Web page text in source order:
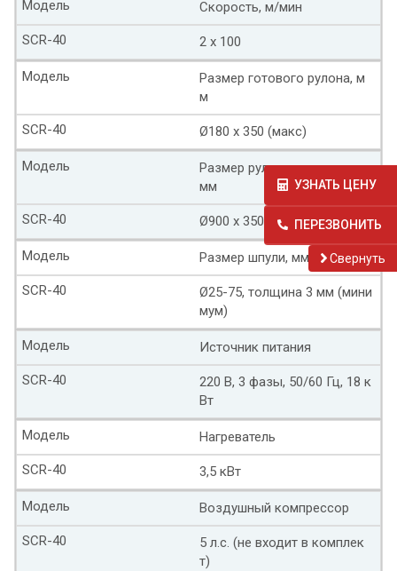
Скорость, м/мин
Модель
2 х 100
SCR-40
Размер готового рулона, м
м
Модель
Ø180 x 350 (макс)
SCR-40
Размер рулона на размотке,
мм
Модель
Ø900 x 350 (макс)
SCR-40
Размер шпули, мм
Модель
Ø25-75, толщина 3 мм (мини
мум)
SCR-40
Источник питания
Модель
220 В, 3 фазы, 50/60 Гц, 18 к
Вт
SCR-40
Нагреватель
Модель
3,5 кВт
SCR-40
Воздушный компрессор
Модель
5 л.с. (не входит в комплек
т)
SCR-40
УЗНАТЬ ЦЕНУ
ПЕРЕЗВОНИТЬ
Cвернуть